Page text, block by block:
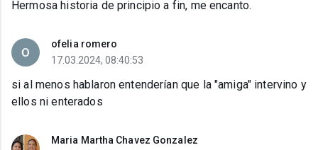
Hermosa historia de principio a fin, me encanto.
ofelia romero
17.03.2024, 08:40:53
si al menos hablaron entenderían que la "amiga" intervino y
ellos ni enterados
Maria Martha Chavez Gonzalez